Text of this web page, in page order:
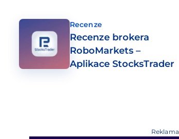
Recenze brokera
RoboMarkets –
Aplikace StocksTrader
Recenze
Reklama